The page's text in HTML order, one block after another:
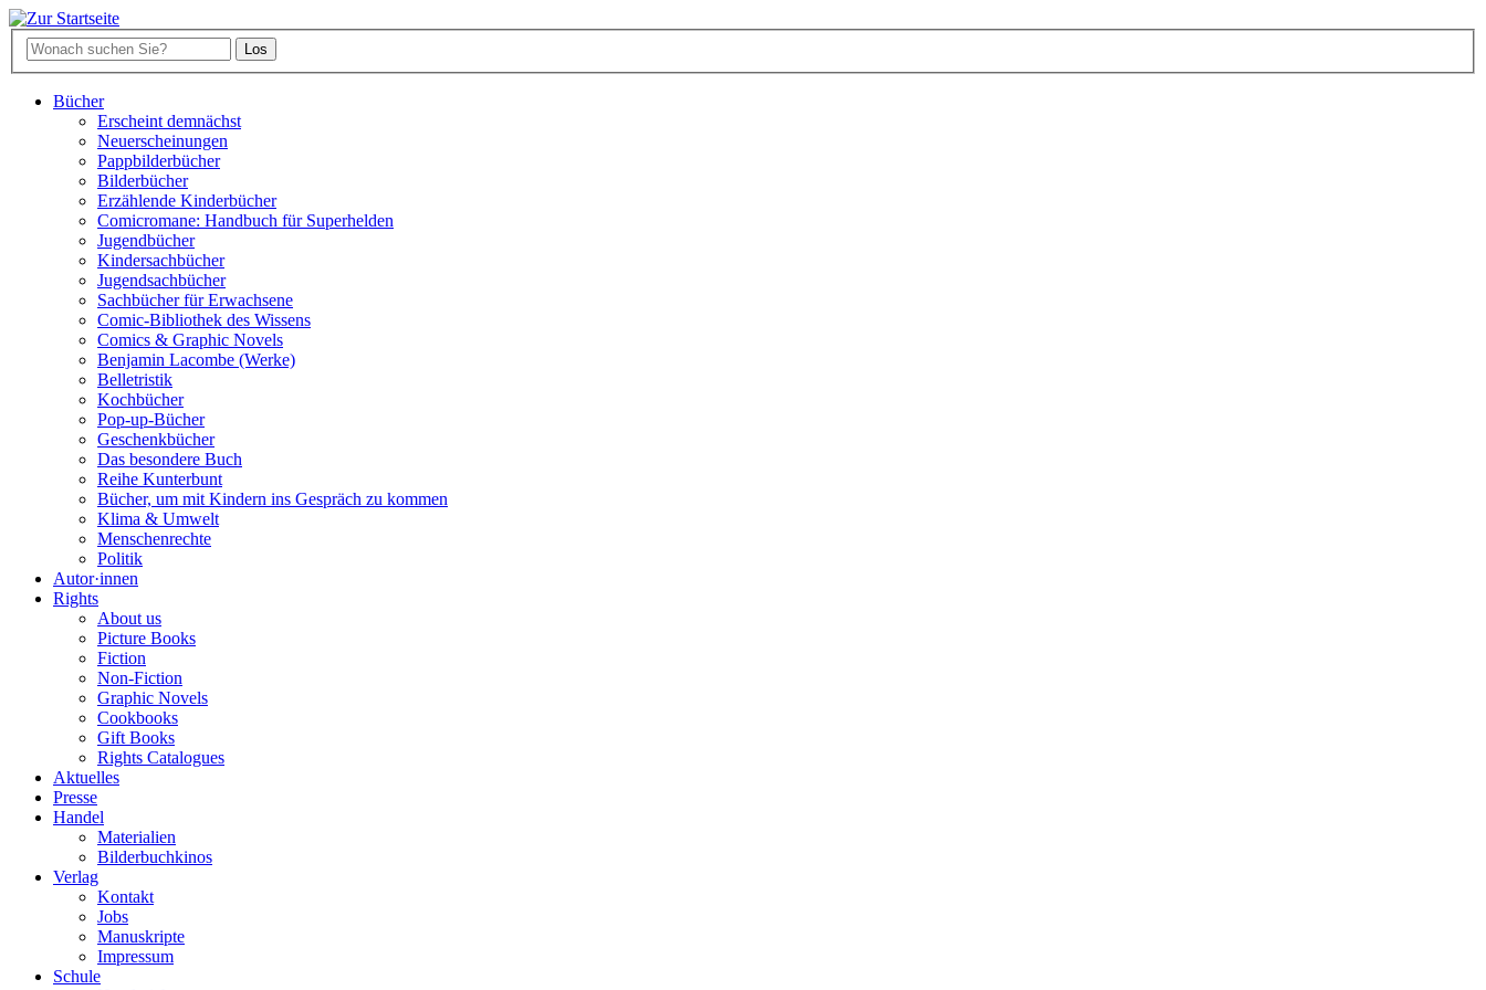
Bücher
Erscheint demnächst
Neuerscheinungen
Pappbilderbücher
Bilderbücher
Erzählende Kinderbücher
Comicromane: Handbuch für Superhelden
Jugendbücher
Kindersachbücher
Jugendsachbücher
Sachbücher für Erwachsene
Comic-Bibliothek des Wissens
Comics & Graphic Novels
Benjamin Lacombe (Werke)
Belletristik
Kochbücher
Pop-up-Bücher
Geschenkbücher
Das besondere Buch
Reihe Kunterbunt
Bücher, um mit Kindern ins Gespräch zu kommen
Klima & Umwelt
Menschenrechte
Politik
Autor·innen
Rights
About us
Picture Books
Fiction
Non-Fiction
Graphic Novels
Cookbooks
Gift Books
Rights Catalogues
Aktuelles
Presse
Handel
Materialien
Bilderbuchkinos
Verlag
Kontakt
Jobs
Manuskripte
Impressum
Schule